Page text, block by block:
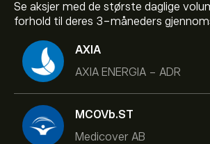
Se aksjer med de største daglige
forhold til deres 3-måneders
AXIA
AXIA ENERGIA - ADR
MCOVb.ST
Medicover AB